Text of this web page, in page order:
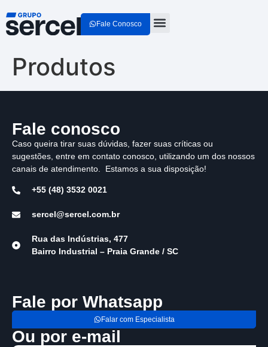
Fale Conosco
Produtos
Fale conosco
Caso queira tirar suas dúvidas, fazer suas críticas ou
sugestões, entre em contato conosco, utilizando um dos nossos
canais de atendimento. Estamos a sua disposição!
+55 (48) 3532 0021
sercel@sercel.com.br
Rua das Indústrias, 477
Bairro Industrial – Praia Grande / SC
Fale por Whatsapp
Falar com Especialista
Ou por e-mail